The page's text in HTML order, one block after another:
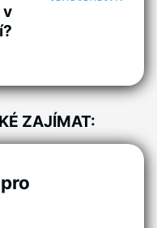
v
ZAJÍMAT: